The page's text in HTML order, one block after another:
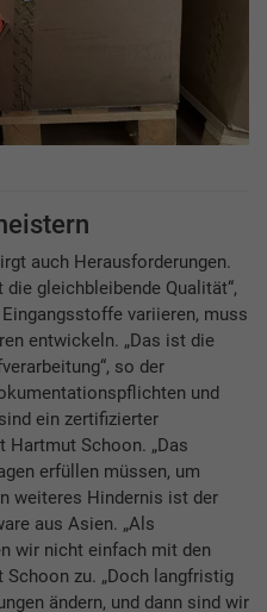
auch Herausforderungen.
gleichbleibende Qualität“,
variieren, muss
entwickeln. „Das ist die
so der
und
ein zertifizierter
Hartmut Schoon. „Das
erfüllen müssen, um
weiteres Hindernis ist der
aus Asien. „Als
wir nicht einfach mit den
Schoon zu. „Doch langfristig
ändern, und dann sind wir